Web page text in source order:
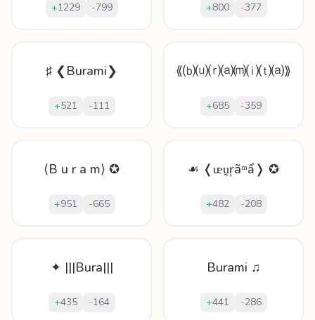
+1229 -799 +800 -377
♯ ❮Burami❯
+521 -111
⟪⒝⒰⒭⒜⒨⒤⒯⒜⟫
+685 -359
⟨B u r a m⟩ ✪
+951 -665
☙ ❬ᵫṵŗãᵐẩ❭ ✪
+482 -208
✦ |||Bura|||
+435 -164
Burami ♫
+441 -286